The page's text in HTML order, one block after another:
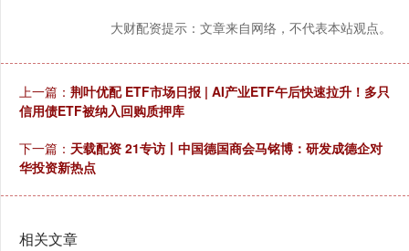
大财配资提示：文章来自网络，不代表本站观点。
上一篇： 荆叶优配 ETF市场日报 | AI产业ETF午后快速拉升！多只
信用债ETF被纳入回购质押库
下一篇： 天载配资 21专访丨中国德国商会马铭博：研发成德企对
华投资新热点
相关文章